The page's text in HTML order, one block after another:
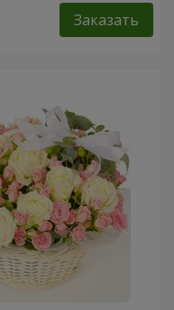
Заказать